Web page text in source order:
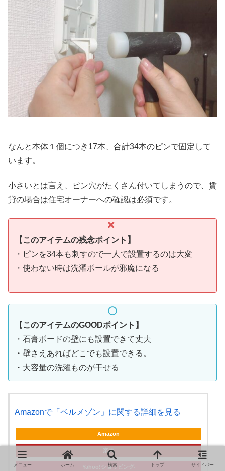
なんと本体１個につき17本、合計34本のピンで固定して
います。
小さいとは言え、ピン穴がたくさん付いてしまうので、賃
貸の場合は住宅オーナーへの確認は必須です。
【このアイテムの残念ポイント】
・ピンを34本も刺すので一人で設置するのは大変
・使わない時は洗濯ポールが邪魔になる
【このアイテムのGOODポイント】
・石膏ボードの壁にも設置できて丈夫
・壁さえあればどこでも設置できる。
・大容量の洗濯ものが干せる
Amazonで「ベルメゾン」に関する詳細を見る
Amazon
楽天
Yahoo!ショッピング
メニュー ホーム 検索 トップ サイドバー